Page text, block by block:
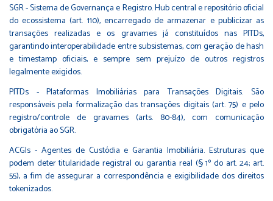
SGR - Sistema de Governança e Registro. Hub central e repositório oficial
do ecossistema (art. 110), encarregado de armazenar e publicizar as
transações realizadas e os gravames já constituídos nas PITDs,
garantindo interoperabilidade entre subsistemas, com geração de hash
e timestamp oficiais, e sempre sem prejuízo de outros registros
legalmente exigidos.
PITDs - Plataformas Imobiliárias para Transações Digitais. São
responsáveis pela formalização das transações digitais (art. 75) e pelo
registro/controle de gravames (arts. 80-84), com comunicação
obrigatória ao SGR.
ACGIs - Agentes de Custódia e Garantia Imobiliária. Estruturas que
podem deter titularidade registral ou garantia real (§ 1º do art. 24; art.
55), a fim de assegurar a correspondência e exigibilidade dos direitos
tokenizados.